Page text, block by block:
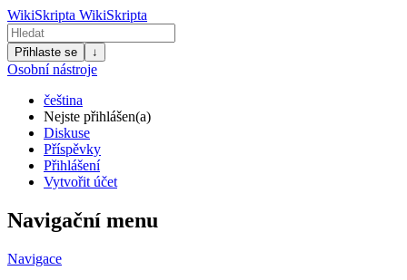
WikiSkripta WikiSkripta
Přihlaste se ↓
Osobní nástroje
čeština
Nejste přihlášen(a)
Diskuse
Příspěvky
Přihlášení
Vytvořit účet
Navigační menu
Navigace